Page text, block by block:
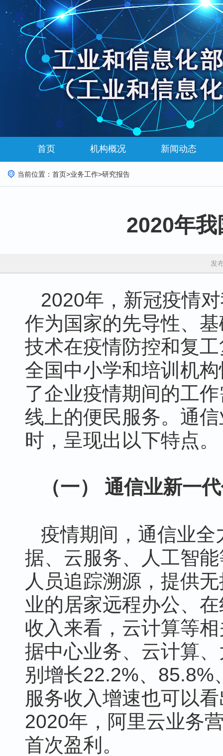
首页 机构概况 新闻动态
当前位置： 首页>业务工作>研究报告
2020年
发
2020年，新冠疫情
作为国家的先导性、
技术在疫情防控和复
全国中小学和培训机
了企业疫情期间的工
线上的便民服务。通
时，呈现出以下特点。
（一） 通信业新一
疫情期间，通信业
据、云服务、人工智
人员追踪溯源，提供
业的居家远程办公、
收入来看，云计算等
据中心业务、云计算
别增长22.2%、85.8%
服务收入增速也可以
2020年，阿里云业务
首次盈利。